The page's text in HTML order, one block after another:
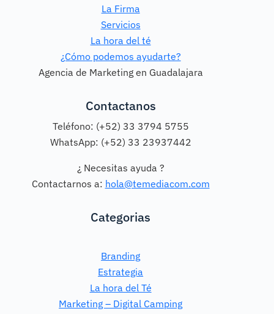
La Firma
Servicios
La hora del té
¿Cómo podemos ayudarte?
Agencia de Marketing en Guadalajara
Contactanos
Teléfono: (+52) 33 3794 5755
WhatsApp: (+52) 33 23937442
¿ Necesitas ayuda ?
Contactarnos a: hola@temediacom.com
Categorias
Branding
Estrategia
La hora del Té
Marketing – Digital Camping